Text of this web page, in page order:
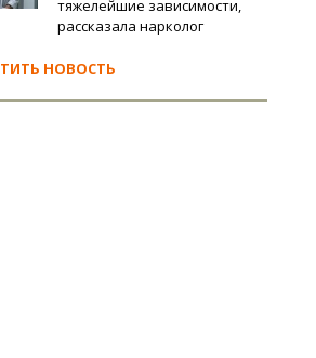
тяжелейшие зависимости,
рассказала нарколог
НОВОСТЬ